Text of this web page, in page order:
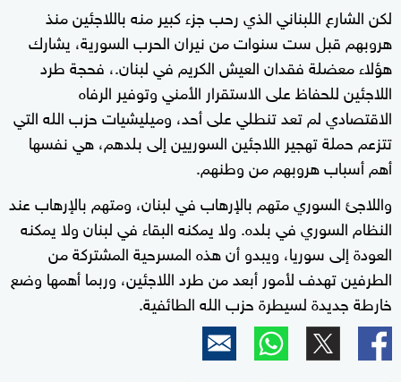
لكن الشارع اللبناني الذي رحب جزء كبير منه باللاجئين منذ
هروبهم قبل ست سنوات من نيران الحرب السورية، يشارك
هؤلاء معضلة فقدان العيش الكريم في لبنان.، فحجة طرد
اللاجئين للحفاظ على الاستقرار الأمني وتوفير الرفاه
الاقتصادي لم تعد تنطلي على أحد، وميليشيات حزب الله التي
تتزعم حملة تهجير اللاجئين السوريين إلى بلدهم، هي نفسها
أهم أسباب هروبهم من وطنهم.
واللاجئ السوري متهم بالإرهاب في لبنان، ومتهم بالإرهاب عند
النظام السوري في بلده. ولا يمكنه البقاء في لبنان ولا يمكنه
العودة إلى سوريا، ويبدو أن هذه المسرحية المشتركة من
الطرفين تهدف لأمور أبعد من طرد اللاجئين، وربما أهمها وضع
خارطة جديدة لسيطرة حزب الله الطائفية.